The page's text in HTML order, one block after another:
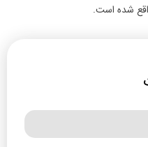
شده است.